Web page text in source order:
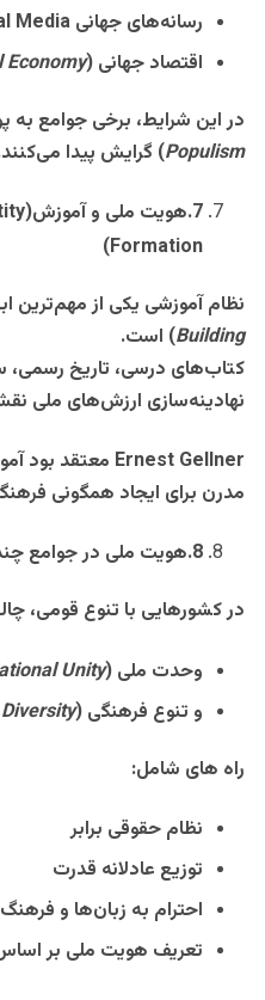
رسانه‌های جهانیMedia
اقتصاد جهانی (
Economy
در این شرایط، برخی جوامع به
Populism
) گرایش پیدا می‌کنند
7
.هویت ملی و آموزش
Formation)
نظام آموزشی یکی از مهم‌ترین
Building
) است.
کتاب‌های درسی، تاریخ
نهادینه‌سازی ارزش‌های ملی
Ernest Gellner معتقد بود
مدرن برای ایجاد همگونی
8
.هویت ملی در جوامع
در کشورهایی با تنوع قومی،
وحدت ملی (
Unity
و تنوع فرهنگی (
راه های شامل:
نظام حقوقی برابر
توزیع عادلانه قدرت
احترام به زبان‌ها و
تعریف هویت ملی بر